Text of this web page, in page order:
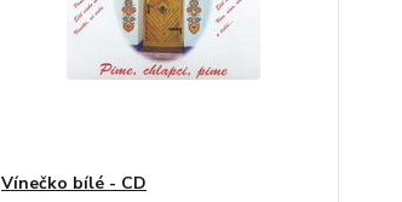
Vínečko bílé - CD